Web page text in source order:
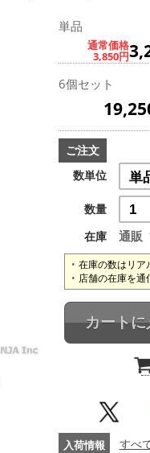
単品
通常価格
3,850円
6個セット
ご注文
数単位
数量
在庫
通販
在庫の数はリア
店舗の在庫を通
カートに
入荷情報 すべ